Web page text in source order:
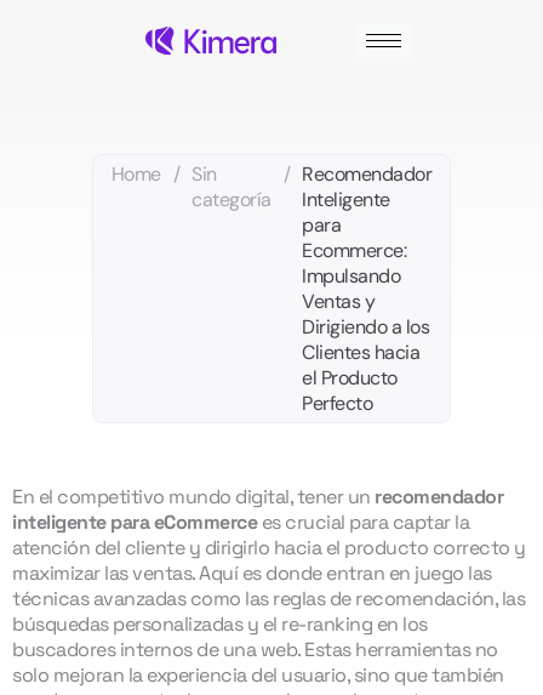
Home / Sin
categoría
/ Recomendador
Inteligente
para
Ecommerce:
Impulsando
Ventas y
Dirigiendo a los
Clientes hacia
el Producto
Perfecto
En el competitivo mundo digital, tener un recomendador
inteligente para eCommercees crucial para captar la
atención del cliente y dirigirlo hacia el producto correcto y
maximizar las ventas. Aquí es donde entran en juego las
técnicas avanzadas como las reglas de recomendación, las
búsquedas personalizadas y el re-ranking en los
buscadores internos de una web. Estas herramientas no
solo mejoran la experiencia del usuario, sino que también